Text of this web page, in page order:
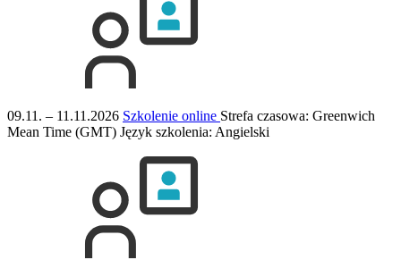
09.11. – 11.11.2026 Szkolenie online Strefa czasowa: Greenwich
Mean Time (GMT) Język szkolenia: Angielski